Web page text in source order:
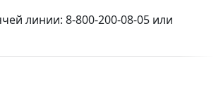
линии: 8-800-200-08-05 или